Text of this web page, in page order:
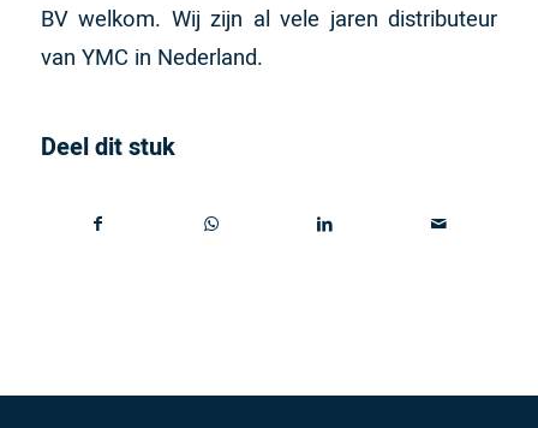
BV welkom. Wij zijn al vele jaren distributeur
van YMC in Nederland.
Deel dit stuk